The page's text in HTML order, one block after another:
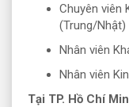
Chuyên viên
(Trung/Nhật)
Nhân viên
Nhân viên
Tại TP. Hồ Chí